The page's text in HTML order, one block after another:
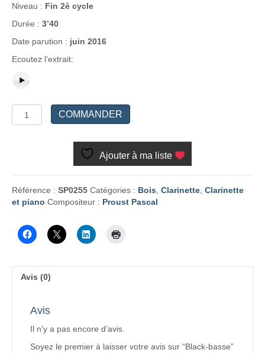
Niveau : Fin 2è cycle
Durée : 3’40
Date parution : juin 2016
Ecoutez l’extrait:
de
COMMANDER
Ajouter à ma liste
Référence : SP0255 Catégories : Bois Clarinette Clarinette
et piano Compositeur : Proust Pascal
Avis (0)
Avis
Il n’y a pas encore d’avis.
Soyez le premier à laisser votre avis sur “Black-basse”